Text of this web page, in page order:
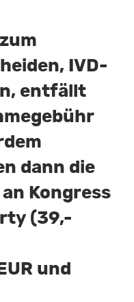
IVD-
entfällt
dann die
Kongress
(39,-
und